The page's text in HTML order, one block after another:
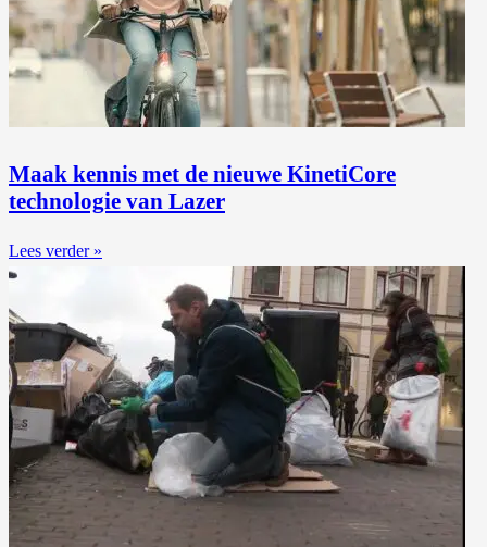
Maak kennis met de nieuwe KinetiCore
technologie van Lazer
Lees verder »